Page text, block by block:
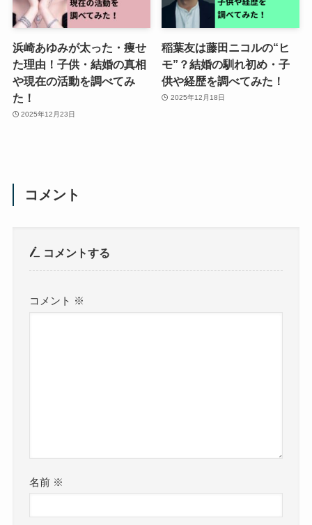
浜崎あゆみが太った・痩せ
た理由！子供・結婚の真相
や現在の活動を調べてみ
た！
2025年12月23日
稲葉友は藤田ニコルの“ヒ
モ”？結婚の馴れ初め・子
供や経歴を調べてみた！
2025年12月18日
コメント
コメントする
コメント ※
名前 ※